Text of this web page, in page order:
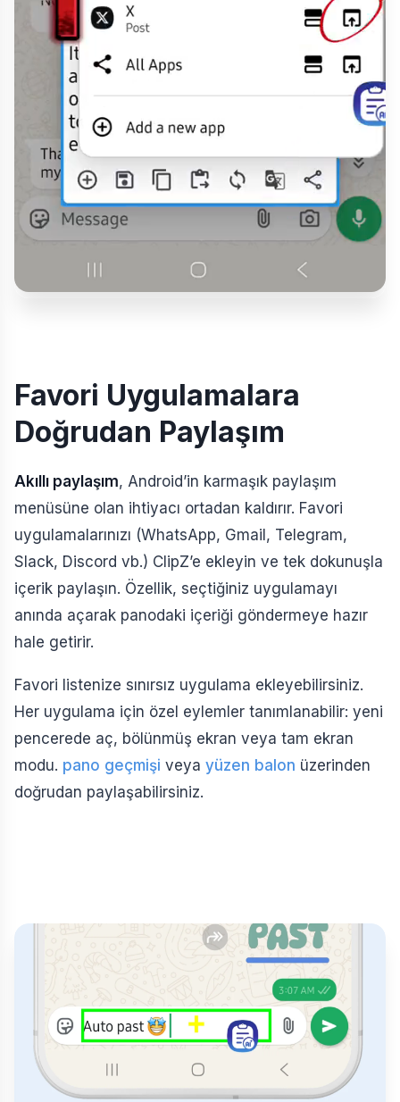
Favori Uygulamalara
Doğrudan Paylaşım
Akıllı paylaşım, Android’in karmaşık paylaşım
menüsüne olan ihtiyacı ortadan kaldırır. Favori
uygulamalarınızı (WhatsApp, Gmail, Telegram,
Slack, Discord vb.) ClipZ’e ekleyin ve tek dokunuşla
içerik paylaşın. Özellik, seçtiğiniz uygulamayı
anında açarak panodaki içeriği göndermeye hazır
hale getirir.
Favori listenize sınırsız uygulama ekleyebilirsiniz.
Her uygulama için özel eylemler tanımlanabilir: yeni
pencerede aç, bölünmüş ekran veya tam ekran
modu. pano geçmişi veya yüzen balon üzerinden
doğrudan paylaşabilirsiniz.